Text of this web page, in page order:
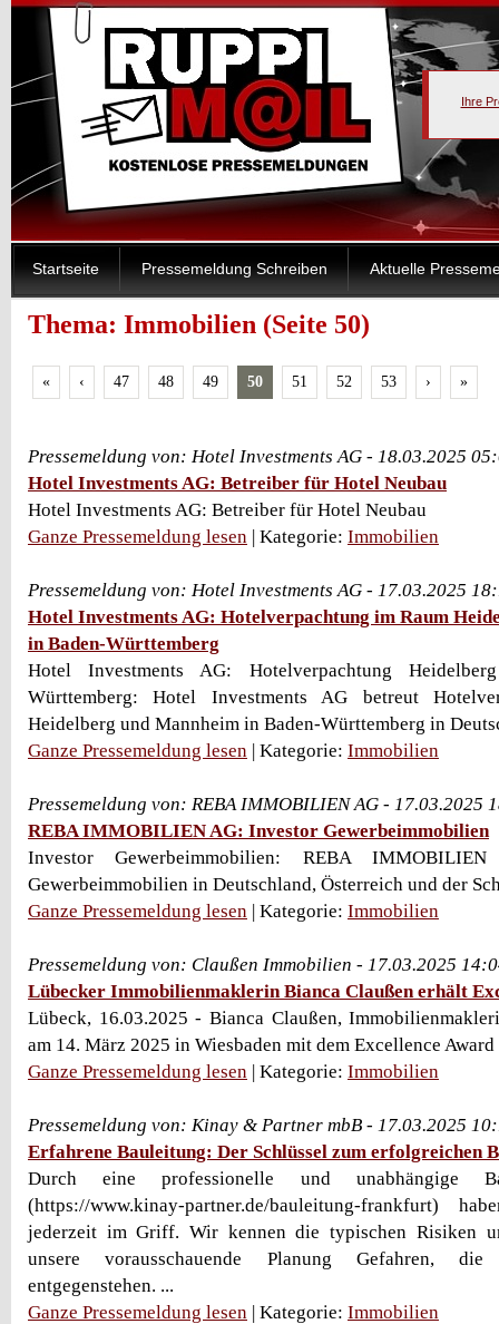
Ihre
Startseite Pressemeldung Schreiben Aktuelle
Thema: Immobilien (Seite 50)
« ‹ 47 48 49 50 51 52 53 › »
Pressemeldung von: Hotel Investments AG - 18.03.2025
Hotel Investments AG: Betreiber für Hotel Neubau
Hotel Investments AG: Betreiber für Hotel Neubau
Ganze Pressemeldung lesen | Kategorie: Immobilien
Pressemeldung von: Hotel Investments AG - 17.03.2025
Hotel Investments AG: Hotelverpachtung im Raum
in Baden-Württemberg
Hotel Investments AG: Hotelverpachtung
Württemberg: Hotel Investments AG betreut
Heidelberg und Mannheim in Baden-Württemberg in
Ganze Pressemeldung lesen | Kategorie: Immobilien
Pressemeldung von: REBA IMMOBILIEN AG - 17.03.2025
REBA IMMOBILIEN AG: Investor Gewerbeimmobilien
Investor Gewerbeimmobilien: REBA
Gewerbeimmobilien in Deutschland, Österreich und der
Ganze Pressemeldung lesen | Kategorie: Immobilien
Pressemeldung von: Claußen Immobilien - 17.03.2025
Lübecker Immobilienmaklerin Bianca Claußen erhält
Lübeck, 16.03.2025 - Bianca Claußen,
am 14. März 2025 in Wiesbaden mit dem Excellence Award
Ganze Pressemeldung lesen | Kategorie: Immobilien
Pressemeldung von: Kinay & Partner mbB - 17.03.2025
Erfahrene Bauleitung: Der Schlüssel zum erfolgreichen
Durch eine professionelle und unabhängige
(https://www.kinay-partner.de/bauleitung-frankfurt)
jederzeit im Griff. Wir kennen die typischen Risiken
unsere vorausschauende Planung Gefahren,
entgegenstehen. ...
Ganze Pressemeldung lesen | Kategorie: Immobilien